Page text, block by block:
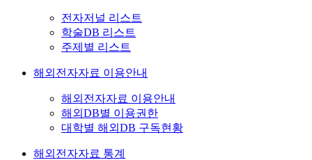
전자저널 리스트
학술DB 리스트
주제별 리스트
해외전자자료 이용안내
해외전자자료 이용안내
해외DB별 이용권한
대학별 해외DB 구독현황
해외전자자료 통계